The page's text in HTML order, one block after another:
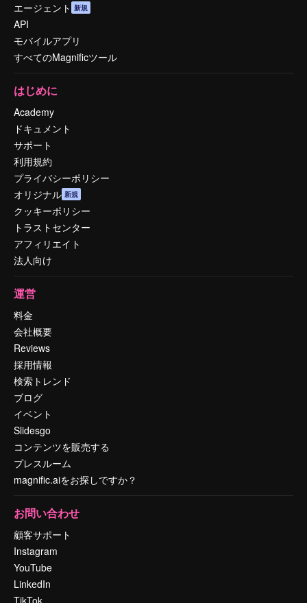
エージェント 新規
API
モバイルアプリ
すべてのMagnificツール
はじめに
Academy
ドキュメント
サポート
利用規約
プライバシーポリシー
オリジナル 新規
クッキーポリシー
トラストセンター
アフィリエイト
法人向け
運営
料金
会社概要
Reviews
採用情報
検索トレンド
ブログ
イベント
Slidesgo
コンテンツを販売する
プレスルーム
magnific.aiをお探しですか？
お問い合わせ
顧客サポート
Instagram
YouTube
LinkedIn
TikTok